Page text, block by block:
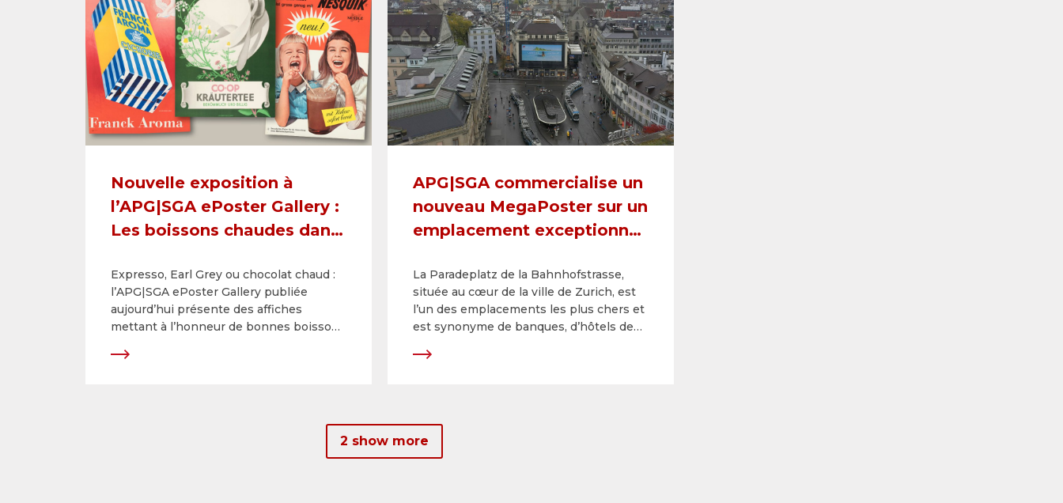
Nouvelle exposition à
l’APG|SGA ePoster Gallery :
Les boissons chaudes dans
Expresso, Earl Grey ou chocolat chaud :
l’APG|SGA ePoster Gallery publiée
aujourd’hui présente des affiches
mettant à l’honneur de bonnes boissons
revivre le charme des sujets historiques
APG|SGA commercialise un
nouveau MegaPoster sur un
emplacement exceptionnel
La Paradeplatz de la Bahnhofstrasse,
située au cœur de la ville de Zurich, est
l’un des emplacements les plus chers et
est synonyme de banques, d’hôtels de
nouveau MegaPoster de plus de 176 m2
efficace et avec un impact fort à partir du
21 octobre 2022.
2 show more